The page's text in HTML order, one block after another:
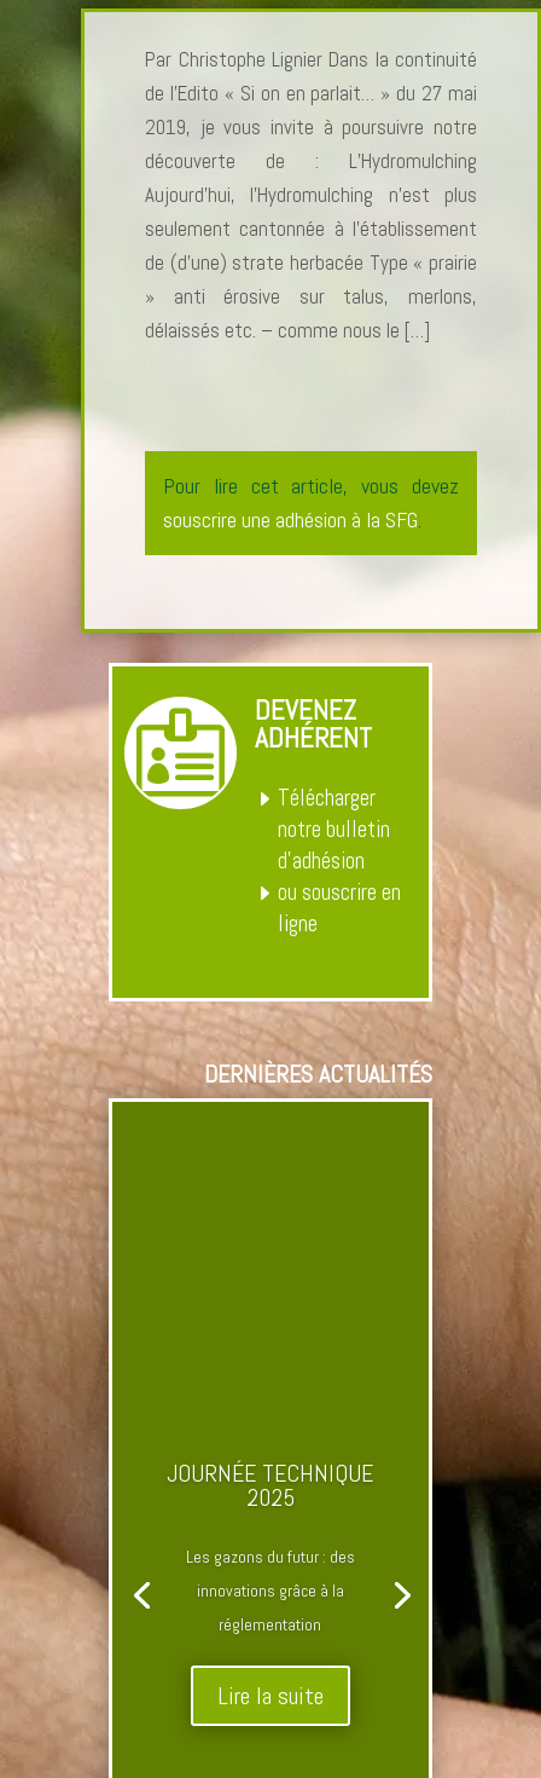
Par Christophe Lignier Dans la continuité
de l’Edito « Si on en parlait… » du 27 mai
2019, je vous invite à poursuivre notre
découverte de : L’Hydromulching
Aujourd’hui, l’Hydromulching n’est plus
seulement cantonnée à l’établissement
de (d’une) strate herbacée Type « prairie
» anti érosive sur talus, merlons,
délaissés etc. – comme nous le […]
Pour lire cet article, vous devez
souscrire une adhésion à la SFG.
 DEVENEZ
ADHÉRENT
Télécharger
notre bulletin
d’adhésion
ou souscrire en
ligne
DERNIÈRES ACTUALITÉS
JOURNÉE TECHNIQUE
2025
Les gazons du futur : des
innovations grâce à la
réglementation
Lire la suite